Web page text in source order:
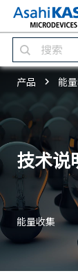
产品 能
技术说
能量收集